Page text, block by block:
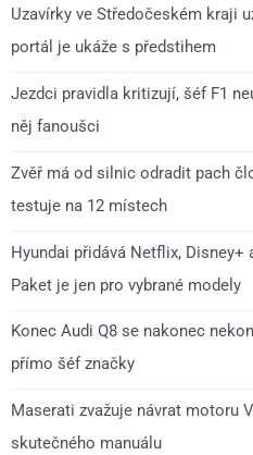
Uzavírky ve Středočeském kraji
portál je ukáže s předstihem
Jezdci pravidla kritizují, šéf F1
něj fanoušci
Zvěř má od silnic odradit pach
testuje na 12 místech
Hyundai přidává Netflix, Disney+
Paket je jen pro vybrané modely
Konec Audi Q8 se nakonec
přímo šéf značky
Maserati zvažuje návrat motoru
skutečného manuálu